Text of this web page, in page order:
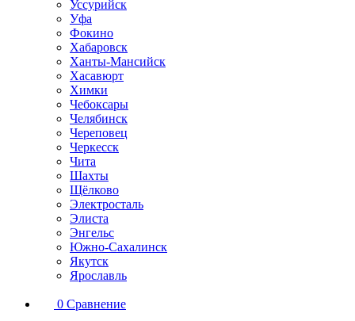
Уссурийск
Уфа
Фокино
Хабаровск
Ханты-Мансийск
Хасавюрт
Химки
Чебоксары
Челябинск
Череповец
Черкесск
Чита
Шахты
Щёлково
Электросталь
Элиста
Энгельс
Южно-Сахалинск
Якутск
Ярославль
0 Сравнение